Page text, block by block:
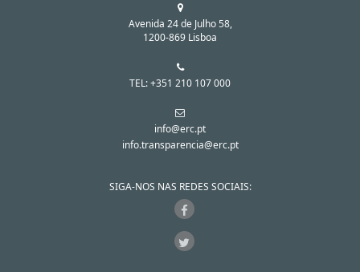
Avenida 24 de Julho 58,
1200-869 Lisboa
TEL: +351 210 107 000
info@erc.pt
info.transparencia@erc.pt
SIGA-NOS NAS REDES SOCIAIS: